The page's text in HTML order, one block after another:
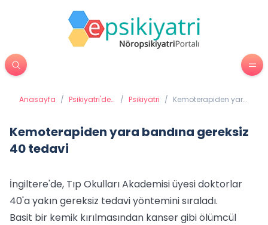
Anasayfa / Psikiyatri'de
/ Psikiyatri / Kemoterapiden yara
Kemoterapiden yara bandına gereksiz
40 tedavi
İngiltere'de, Tıp Okulları Akademisi üyesi doktorlar
40'a yakın gereksiz tedavi yöntemini sıraladı.
Basit bir kemik kırılmasından kanser gibi ölümcül